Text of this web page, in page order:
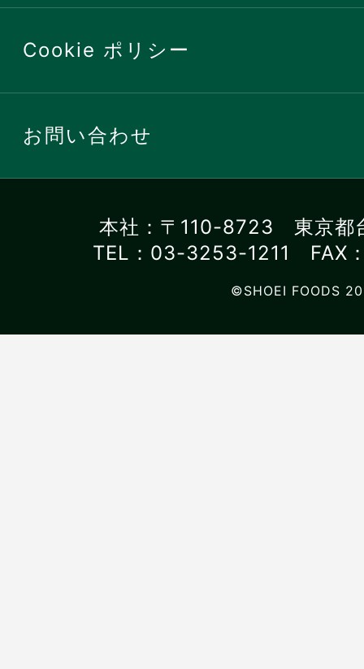
Cookie ポリシー
お問い合わせ
本社：〒110-8723 東京都
TEL：03-3253-1211 FAX
©SHOEI FOODS